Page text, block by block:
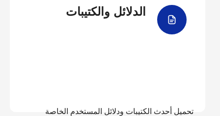
عرض الأسئلة المتداولة
الدلائل والكتيبات
تحميل أحدث الكتيبات ودلائل المستخدم الخاصة